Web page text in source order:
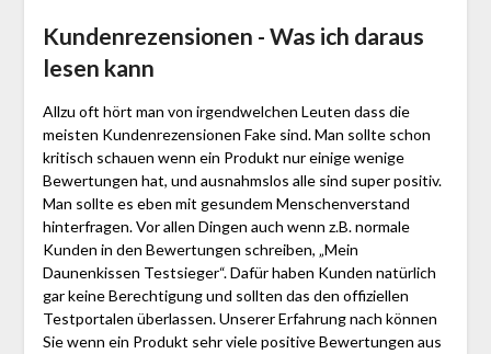
Kundenrezensionen - Was ich daraus
lesen kann
Allzu oft hört man von irgendwelchen Leuten dass die
meisten Kundenrezensionen Fake sind. Man sollte schon
kritisch schauen wenn ein Produkt nur einige wenige
Bewertungen hat, und ausnahmslos alle sind super positiv.
Man sollte es eben mit gesundem Menschenverstand
hinterfragen. Vor allen Dingen auch wenn z.B. normale
Kunden in den Bewertungen schreiben, „Mein
Daunenkissen Testsieger“. Dafür haben Kunden natürlich
gar keine Berechtigung und sollten das den offiziellen
Testportalen überlassen. Unserer Erfahrung nach können
Sie wenn ein Produkt sehr viele positive Bewertungen aus